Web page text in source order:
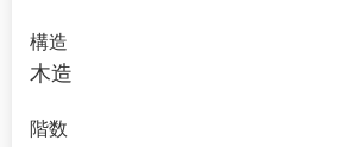
構造
木造
階数